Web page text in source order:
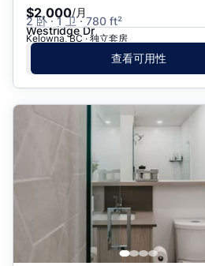
$2,000/月
2 卧 · 1 卫 · 780 ft²
Westridge Dr
Kelowna, BC · 独立套房
查看可用性